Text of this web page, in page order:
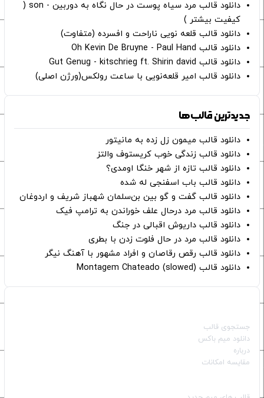
دانلود قالب مرد سیاه پوست در حال نگاه به دوربین - son (
کیفیت بیشتر )
دانلود قالب قلعه نویی ناراحت و افسرده (متفاوت)
دانلود قالب Oh Kevin De Bruyne - Paul Hand
دانلود قالب Gut Genug - kitschrieg ft. Shirin david
دانلود قالب امیر قلعه‌نویی با ساعت رولکس(ورژن اصلی)
جدیدترین قالب‌ها
دانلود قالب میمون زل زده به مانیتور
دانلود قالب زندگی خوب کریستوف والتز
دانلود قالب تازه از شهر خنگا اومدی؟
دانلود قالب باب اسفنجی له شده
دانلود قالب گفت و گو بین بن‌سلمان شهباز شریف و اردوغان
دانلود قالب مرد درحال علف خوراندن به ترامپ فیک
دانلود قالب داریوش اقبالی در جنگ
دانلود قالب مرد در حال فلوت زدن با بطری
دانلود قالب رقص رقاصان و افراد مشهور با آهنگ نیگر
دانلود قالب Montagem Chateado (slowed)
جستجوی قالب
دانلود میم باکس
درباره
مقایسه امکانات